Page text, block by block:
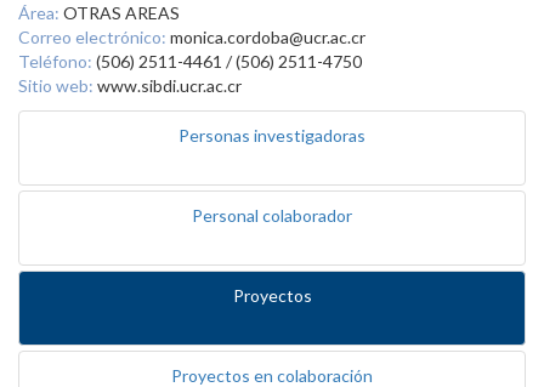
Área: OTRAS AREAS
Correo electrónico: monica.cordoba@ucr.ac.cr
Teléfono: (506) 2511-4461 / (506) 2511-4750
Sitio web: www.sibdi.ucr.ac.cr
Personas investigadoras
Personal colaborador
Proyectos
Proyectos en colaboración